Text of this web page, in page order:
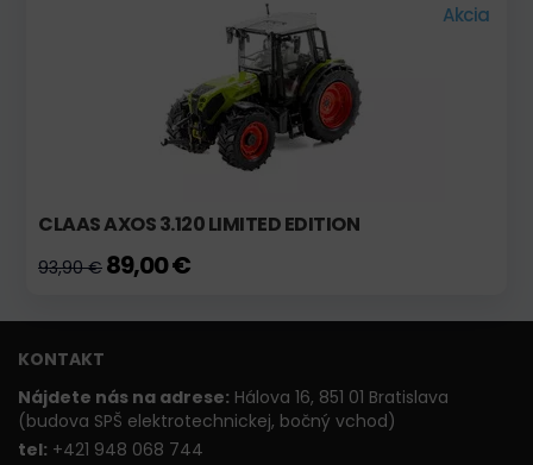
Akcia
CLAAS AXOS 3.120 LIMITED EDITION
93,90 € 89,00 €
KONTAKT
Nájdete nás na adrese: Hálova 16, 851 01 Bratislava
(budova SPŠ elektrotechnickej, bočný vchod)
tel: +421 948 068 744